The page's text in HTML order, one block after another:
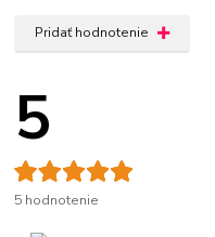
Pridať hodnotenie
5
5 hodnotenie